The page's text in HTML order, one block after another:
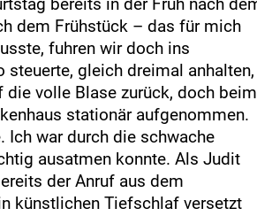
dem Frühstück – das für mich
fuhren wir doch ins
gleich dreimal anhalten,
volle Blase zurück, doch beim
stationär aufgenommen.
Ich war durch die schwache
ausatmen konnte. Als Judit
der Anruf aus dem
künstlichen Tiefschlaf versetzt